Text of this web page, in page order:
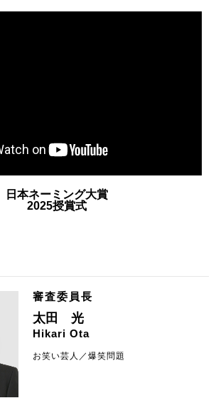
日本ネーミング大賞
2025授賞式
審査委員長
太田 光
Hikari Ota
お笑い芸人／爆笑問題